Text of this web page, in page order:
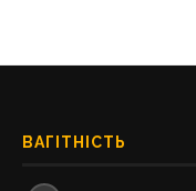
ВАГІТНІСТЬ